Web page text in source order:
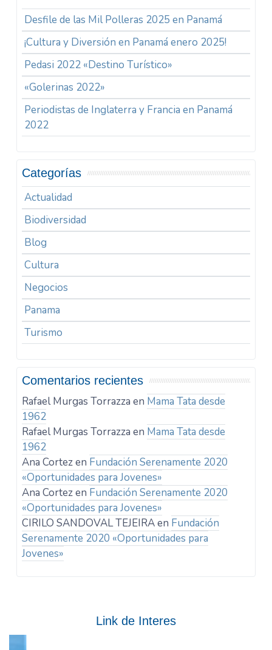
Desfile de las Mil Polleras 2025 en Panamá
¡Cultura y Diversión en Panamá enero 2025!
Pedasi 2022 «Destino Turístico»
«Golerinas 2022»
Periodistas de Inglaterra y Francia en Panamá
2022
Categorías
Actualidad
Biodiversidad
Blog
Cultura
Negocios
Panama
Turismo
Comentarios recientes
Rafael Murgas Torrazza en Mama Tata desde
1962
Rafael Murgas Torrazza en Mama Tata desde
1962
Ana Cortezen Fundación Serenamente 2020
«Oportunidades para Jovenes»
Ana Cortezen Fundación Serenamente 2020
«Oportunidades para Jovenes»
CIRILO SANDOVAL TEJEIRAen Fundación
Serenamente 2020 «Oportunidades para
Jovenes»
Link de Interes